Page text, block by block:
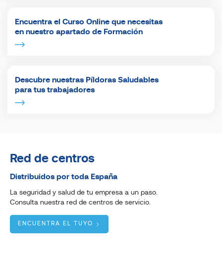
Encuentra el Curso Online que necesitas
en nuestro apartado de Formación
Descubre nuestras Píldoras Saludables
para tus trabajadores
Red de centros
Distribuidos por toda España
La seguridad y salud de tu empresa a un paso.
Consulta nuestra red de centros de servicio.
ENCUENTRA EL TUYO